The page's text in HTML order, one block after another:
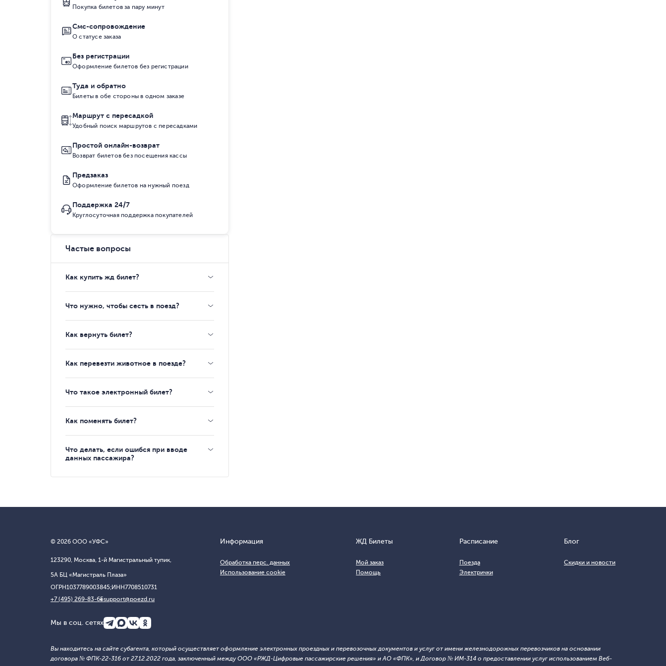
Покупка билетов за пару минут
Смс-сопровождение
О статусе заказа
Без регистрации
Оформление билетов без регистрации
Туда и обратно
Билеты в обе стороны в одном заказе
Маршрут с пересадкой
Удобный поиск маршрутов с пересадками
Простой онлайн-возврат
Возврат билетов без посещения кассы
Предзаказ
Оформление билетов на нужный поезд
Поддержка 24/7
Круглосуточная поддержка покупателей
Частые вопросы
Как купить жд билет?
Что нужно, чтобы сесть в поезд?
Как вернуть билет?
Как перевезти животное в поезде?
Что такое электронный билет?
Как поменять билет?
Что делать, если ошибся при вводе
данных пассажира?
© 2026 ООО «УФС»
123290, Москва, 1-й Магистральный тупик,
5А БЦ «Магистраль Плаза»
ОГРН1037789003845;ИНН7708510731
+7 (495) 269-83-65support@poezd.ru
Информация
Обработка перс. данных
Использование cookie
ЖД Билеты
Мой заказ
Помощь
Расписание
Поезда
Электрички
Блог
Скидки и новости
Мы в соц. сетях
Вы находитесь на сайте субагента, который осуществляет оформление электронных проездных и перевозочных документов и услуг от имени железнодорожных перевозчиков на основании
договора № ФПК-22-316 от 27.12.2022 года, заключенный между ООО «РЖД-Цифровые пассажирские решения» и АО «ФПК», и Договор № ИМ-314 о предоставлении услуг использованием Веб-